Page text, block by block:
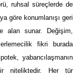
ruhsal süreçlerde de
göre konumlanışı geri
alan sunar. Değişim,
fikri burada
yabancılaşmanın
niteliktedir. Her tür